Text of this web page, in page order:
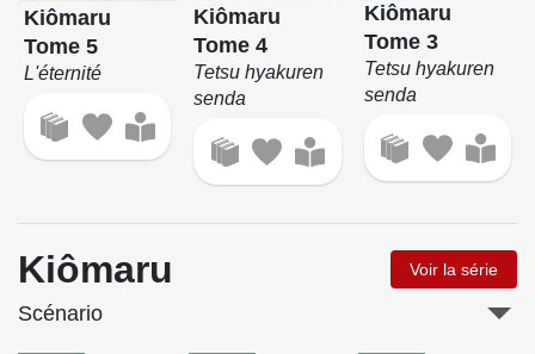
Kiômaru
Tome 5
L'éternité
Kiômaru
Tome 4
Tetsu hyakuren
senda
Kiômaru
Tome 3
Tetsu hyakuren
senda
Kiômaru Voir la série
Scénario